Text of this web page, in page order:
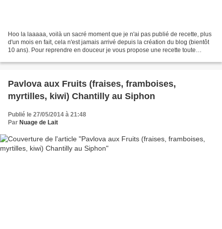
Hoo la laaaaa, voilà un sacré moment que je n'ai pas publié de recette, plus
d'un mois en fait, cela n'est jamais arrivé depuis la création du blog (bientôt
10 ans). Pour reprendre en douceur je vous propose une recette toute
Pavlova aux Fruits (fraises, framboises,
myrtilles, kiwi) Chantilly au Siphon
Publié le 27/05/2014 à 21:48
Par Nuage de Lait